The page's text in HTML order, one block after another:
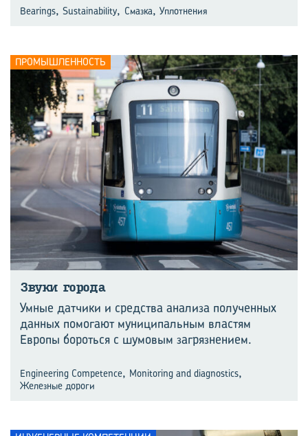
Bearings, Sustainability, Смазка, Уплотнения
ПРОМЫШЛЕННОСТЬ
Звуки го­ро­да
Умные датчики и средства анализа полученных
данных помогают муниципальным властям
Европы бороться с шумовым загрязнением.
Engineering Competence, Monitoring and diagnostics,
Железные дороги